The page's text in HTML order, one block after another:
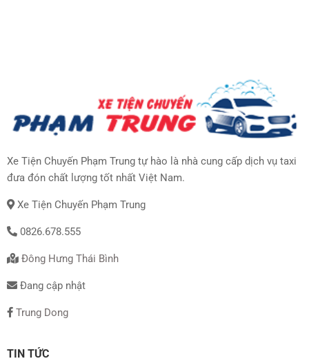
Xe Tiện Chuyến Phạm Trung tự hào là nhà cung cấp dịch vụ taxi
đưa đón chất lượng tốt nhất Việt Nam.
Xe Tiện Chuyến Phạm Trung
0826.678.555
Đông Hưng Thái Bình
Đang cập nhật
Trung Dong
TIN TỨC